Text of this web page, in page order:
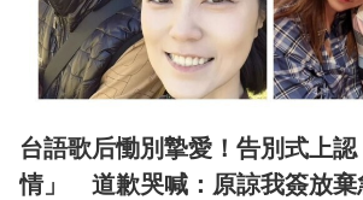
台語歌后慟別摯愛！告別式上
情」 道歉哭喊：原諒我簽放棄